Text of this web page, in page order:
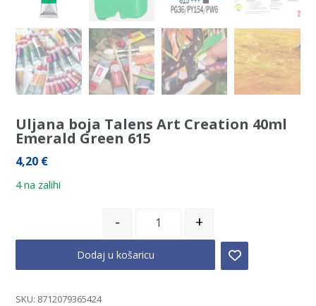
Uljana boja Talens Art Creation 40ml
Emerald Green 615
4,20 €
4 na zalihi
- +
Dodaj u košaricu
SKU: 8712079365424